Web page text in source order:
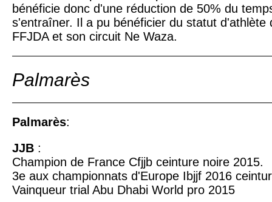
bénéficie donc d'une réduction de 50% du
s'entraîner. Il a pu bénéficier du statut d'athlète
FFJDA et son circuit Ne Waza.
Palmarès
Palmarès:
JJB :
Champion de France Cfjjb ceinture noire 2015.
3e aux championnats d'Europe Ibjjf 2016
Vainqueur trial Abu Dhabi World pro 2015